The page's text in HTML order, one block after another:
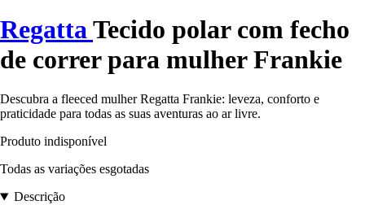
Regatta Tecido polar com fecho
de correr para mulher Frankie
Descubra a fleeced mulher Regatta Frankie: leveza, conforto e
praticidade para todas as suas aventuras ao ar livre.
Produto indisponível
Todas as variações esgotadas
Descrição